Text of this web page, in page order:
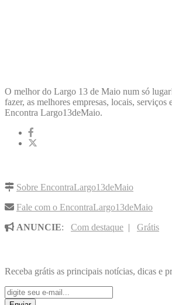
O melhor do Largo 13 de Maio num só
fazer, as melhores empresas, locais, serviços
Encontra Largo13deMaio.
Sobre EncontraLargo13deMaio
Fale com o EncontraLargo13deMaio
ANUNCIE: Com destaque | Grátis
Receba grátis as principais notícias, dicas e